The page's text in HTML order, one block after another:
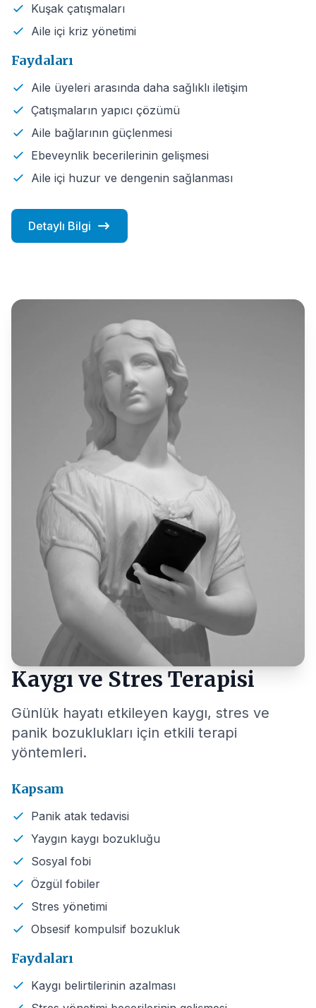
Kuşak çatışmaları
Aile içi kriz yönetimi
Faydaları
Aile üyeleri arasında daha sağlıklı iletişim
Çatışmaların yapıcı çözümü
Aile bağlarının güçlenmesi
Ebeveynlik becerilerinin gelişmesi
Aile içi huzur ve dengenin sağlanması
Detaylı Bilgi
Kaygı ve Stres Terapisi
Günlük hayatı etkileyen kaygı, stres ve
panik bozuklukları için etkili terapi
yöntemleri.
Kapsam
Panik atak tedavisi
Yaygın kaygı bozukluğu
Sosyal fobi
Özgül fobiler
Stres yönetimi
Obsesif kompulsif bozukluk
Faydaları
Kaygı belirtilerinin azalması